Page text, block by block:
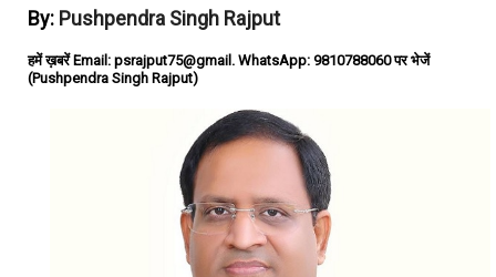
By: Pushpendra Singh Rajput
हमें ख़बरें Email: psrajput75@gmail. WhatsApp: 9810788060 पर भेजें
(Pushpendra Singh Rajput)